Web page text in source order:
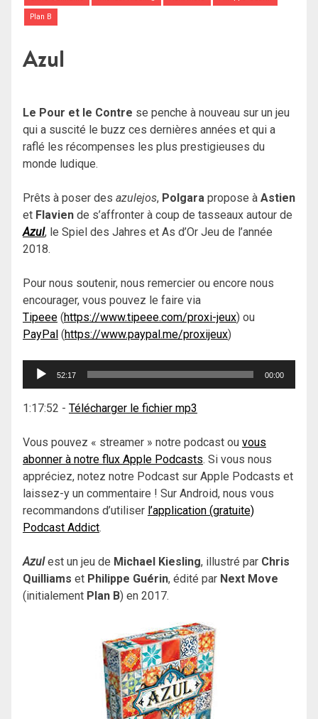
Plan B
Azul
Le Pour et le Contre se penche à nouveau sur un jeu
qui a suscité le buzz ces dernières années et qui a
raflé les récompenses les plus prestigieuses du
monde ludique.
Prêts à poser des azulejos, Polgara propose à Astien
et Flavien de s’affronter à coup de tasseaux autour de
Azul, le Spiel des Jahres et As d’Or Jeu de l’année
2018.
Pour nous soutenir, nous remercier ou encore nous
encourager, vous pouvez le faire via
Tipeee (https://www.tipeee.com/proxi-jeux) ou
PayPal (https://www.paypal.me/proxijeux)
Lecteur
52:17 00:00
1:17:52 - Télécharger le fichier mp3
Vous pouvez « streamer » notre podcast ou vous
abonner à notre flux Apple Podcasts. Si vous nous
appréciez, notez notre Podcast sur Apple Podcasts et
laissez-y un commentaire ! Sur Android, nous vous
recommandons d’utiliser l’application (gratuite)
Podcast Addict.
Azulest un jeu de Michael Kiesling, illustré par Chris
Quilliams et Philippe Guérin, édité par Next Move
(initialement Plan B) en 2017.